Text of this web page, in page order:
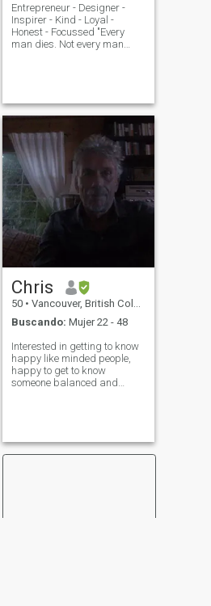
Entrepreneur - Designer -
Inspirer - Kind - Loyal -
Honest - Focussed "Every
man dies. Not every man
born and raised, where I
lived as
Chris
50 • Vancouver, British Columbia, Canadá
Buscando: Mujer 22 - 48
Interested in getting to know
happy like minded people,
happy to get to know
someone balanced and
interested in having someone
closer for joining